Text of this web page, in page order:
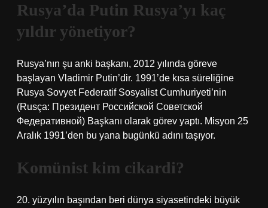
Rusya’da Putin Rusya’yı kaç
yıldır yönetiyor?
Rusya’nın şu anki başkanı, 2012 yılında göreve
başlayan Vladimir Putin’dir. 1991’de kısa süreliğine
Rusya Sovyet Federatif Sosyalist Cumhuriyeti’nin
(Rusça: Президент Российской Советской
Федеративной) Başkanı olarak görev yaptı. Misyon 25
Aralık 1991’den bu yana bugünkü adını taşıyor.
Komünist kim cikardi?
20. yüzyılın başından beri dünya siyasetindeki büyük